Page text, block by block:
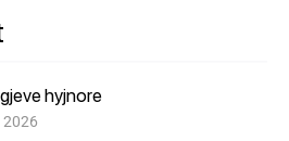
hyjnore
2026